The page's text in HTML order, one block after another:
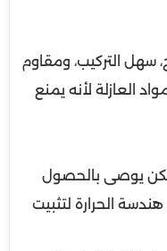
من 70٪ زجاج، سهل التركيب، ومقاوم
العازلة لأنه يمنع
يوصى بالحصول
الحرارة لتثبيت